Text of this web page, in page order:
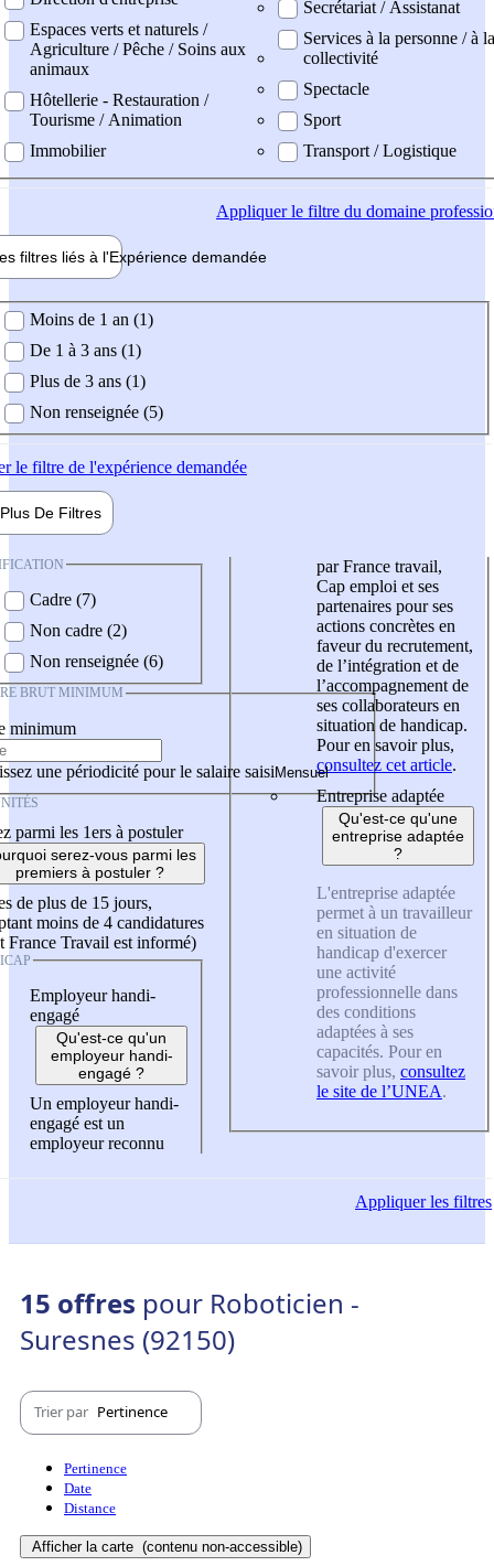
Espaces verts et naturels /
Agriculture / Pêche / Soins aux
animaux
Hôtellerie - Restauration /
Tourisme / Animation
Immobilier
Secrétariat / Assistanat
Services à la personne / à la
collectivité
Spectacle
Sport
Transport / Logistique
Appliquerle filtre du domaine
filtres liés à l'Expérience demandée
demandée
Moins de 1 an (1)
De 1 à 3 ans (1)
Plus de 3 ans (1)
Non renseignée (5)
le filtre de l'expérience demandée
Plus De Filtres
Cadre (7)
Non cadre (2)
Non renseignée (6)
BRUT MINIMUM
minimum
une périodicité pour le salaire saisi
parmi les 1ers à postuler
serez-vous parmi les
premiers à postuler ?
de plus de 15 jours,
moins de 4 candidatures
France Travail est informé)
Employeur handi-
engagé
Qu'est-ce qu'un
employeur handi-
engagé ?
Un employeur handi-
engagé est un
employeur reconnu
par France travail,
Cap emploi et ses
partenaires pour ses
actions concrètes en
faveur du recrutement,
de l’intégration et de
l’accompagnement de
ses collaborateurs en
situation de handicap.
Pour en savoir plus,
consultez cet article.
Entreprise adaptée
Qu'est-ce qu'une
entreprise adaptée
?
L'entreprise adaptée
permet à un travailleur
en situation de
handicap d'exercer
une activité
professionnelle dans
des conditions
adaptées à ses
capacités. Pour en
savoir plus, consultez
le site de l’UNEA.
Appliquerles filtres
15 offres pour Roboticien -
Suresnes (92150)
Trier par Pertinence
Pertinence
Date
Distance
Afficher la carte (contenu non-accessible)